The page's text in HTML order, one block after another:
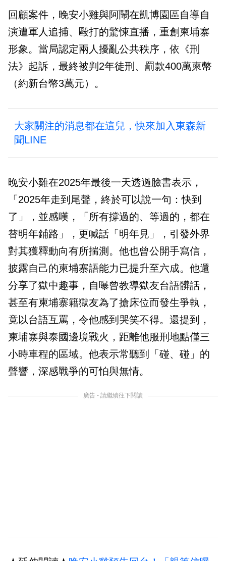
回顧案件，晚安小雞與阿鬧在凱博園區自導自
演遭軍人追捕、毆打的驚悚直播，重創柬埔寨
形象。當局認定兩人擾亂公共秩序，依《刑
法》起訴，最終被判2年徒刑、罰款400萬柬幣
（約新台幣3萬元）。
大家關注的消息都在這兒，快來加入東森新
聞LINE
晚安小雞在2025年最後一天透過臉書表示，
「2025年走到尾聲，終於可以說一句：快到
了」，並感嘆，「所有撐過的、等過的，都在
替明年鋪路」，更喊話「明年見」，引發外界
對其獲釋動向有所揣測。他也曾公開手寫信，
披露自己的柬埔寨語能力已提升至六成。他還
分享了獄中趣事，自曝曾教導獄友台語髒話，
甚至有柬埔寨籍獄友為了搶床位而發生爭執，
竟以台語互罵，令他感到哭笑不得。還提到，
柬埔寨與泰國邊境戰火，距離他服刑地點僅三
小時車程的區域。他表示常聽到「碰、碰」的
聲響，深感戰爭的可怕與無情。
廣告 - 請繼續往下閱讀